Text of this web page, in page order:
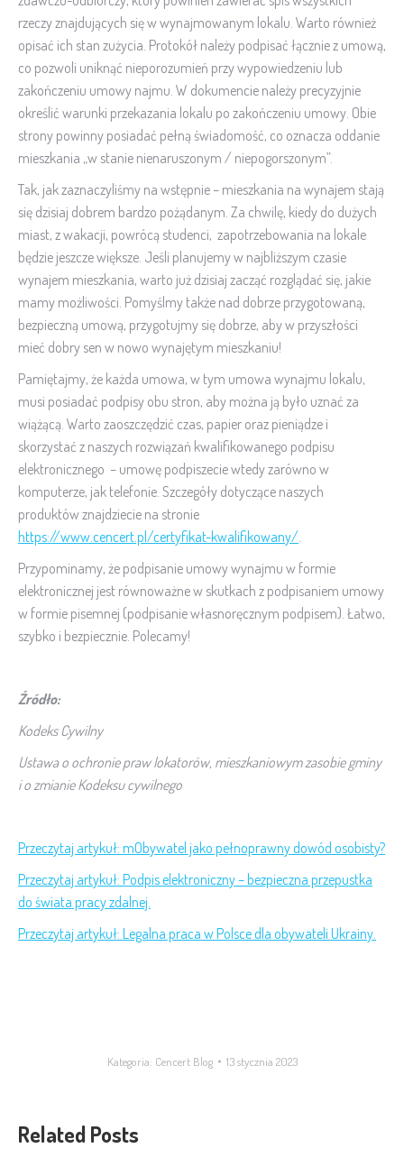
rzeczy znajdujących się w wynajmowanym lokalu. Warto również
opisać ich stan zużycia. Protokół należy podpisać łącznie z umową,
co pozwoli uniknąć nieporozumień przy wypowiedzeniu lub
zakończeniu umowy najmu. W dokumencie należy precyzyjnie
określić warunki przekazania lokalu po zakończeniu umowy. Obie
strony powinny posiadać pełną świadomość, co oznacza oddanie
mieszkania „w stanie nienaruszonym / niepogorszonym”.
Tak, jak zaznaczyliśmy na wstępnie – mieszkania na wynajem stają
się dzisiaj dobrem bardzo pożądanym. Za chwilę, kiedy do dużych
miast, z wakacji, powrócą studenci, zapotrzebowania na lokale
będzie jeszcze większe. Jeśli planujemy w najbliższym czasie
wynajem mieszkania, warto już dzisiaj zacząć rozglądać się, jakie
mamy możliwości. Pomyślmy także nad dobrze przygotowaną,
bezpieczną umową, przygotujmy się dobrze, aby w przyszłości
mieć dobry sen w nowo wynajętym mieszkaniu!
Pamiętajmy, że każda umowa, w tym umowa wynajmu lokalu,
musi posiadać podpisy obu stron, aby można ją było uznać za
wiążącą. Warto zaoszczędzić czas, papier oraz pieniądze i
skorzystać z naszych rozwiązań kwalifikowanego podpisu
elektronicznego – umowę podpiszecie wtedy zarówno w
komputerze, jak telefonie. Szczegóły dotyczące naszych
produktów znajdziecie na stronie
https://www.cencert.pl/certyfikat-kwalifikowany/.
Przypominamy, że podpisanie umowy wynajmu w formie
elektronicznej jest równoważne w skutkach z podpisaniem umowy
w formie pisemnej (podpisanie własnoręcznym podpisem). Łatwo,
szybko i bezpiecznie. Polecamy!
Źródło:
Kodeks Cywilny
Ustawa o ochronie praw lokatorów, mieszkaniowym zasobie gminy
i o zmianie Kodeksu cywilnego
Przeczytaj artykuł: mObywatel jako pełnoprawny dowód osobisty?
Przeczytaj artykuł: Podpis elektroniczny – bezpieczna przepustka
do świata pracy zdalnej.
Przeczytaj artykuł: Legalna praca w Polsce dla obywateli Ukrainy.
Kategoria: Cencert Blog 13 stycznia 2023
Related Posts